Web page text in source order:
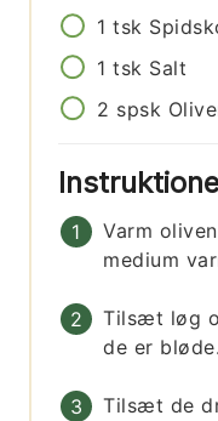
1 tsk
1 tsk Salt
2 spsk
Varm
medium
Tilsæt løg
de er bløde.
Tilsæt de